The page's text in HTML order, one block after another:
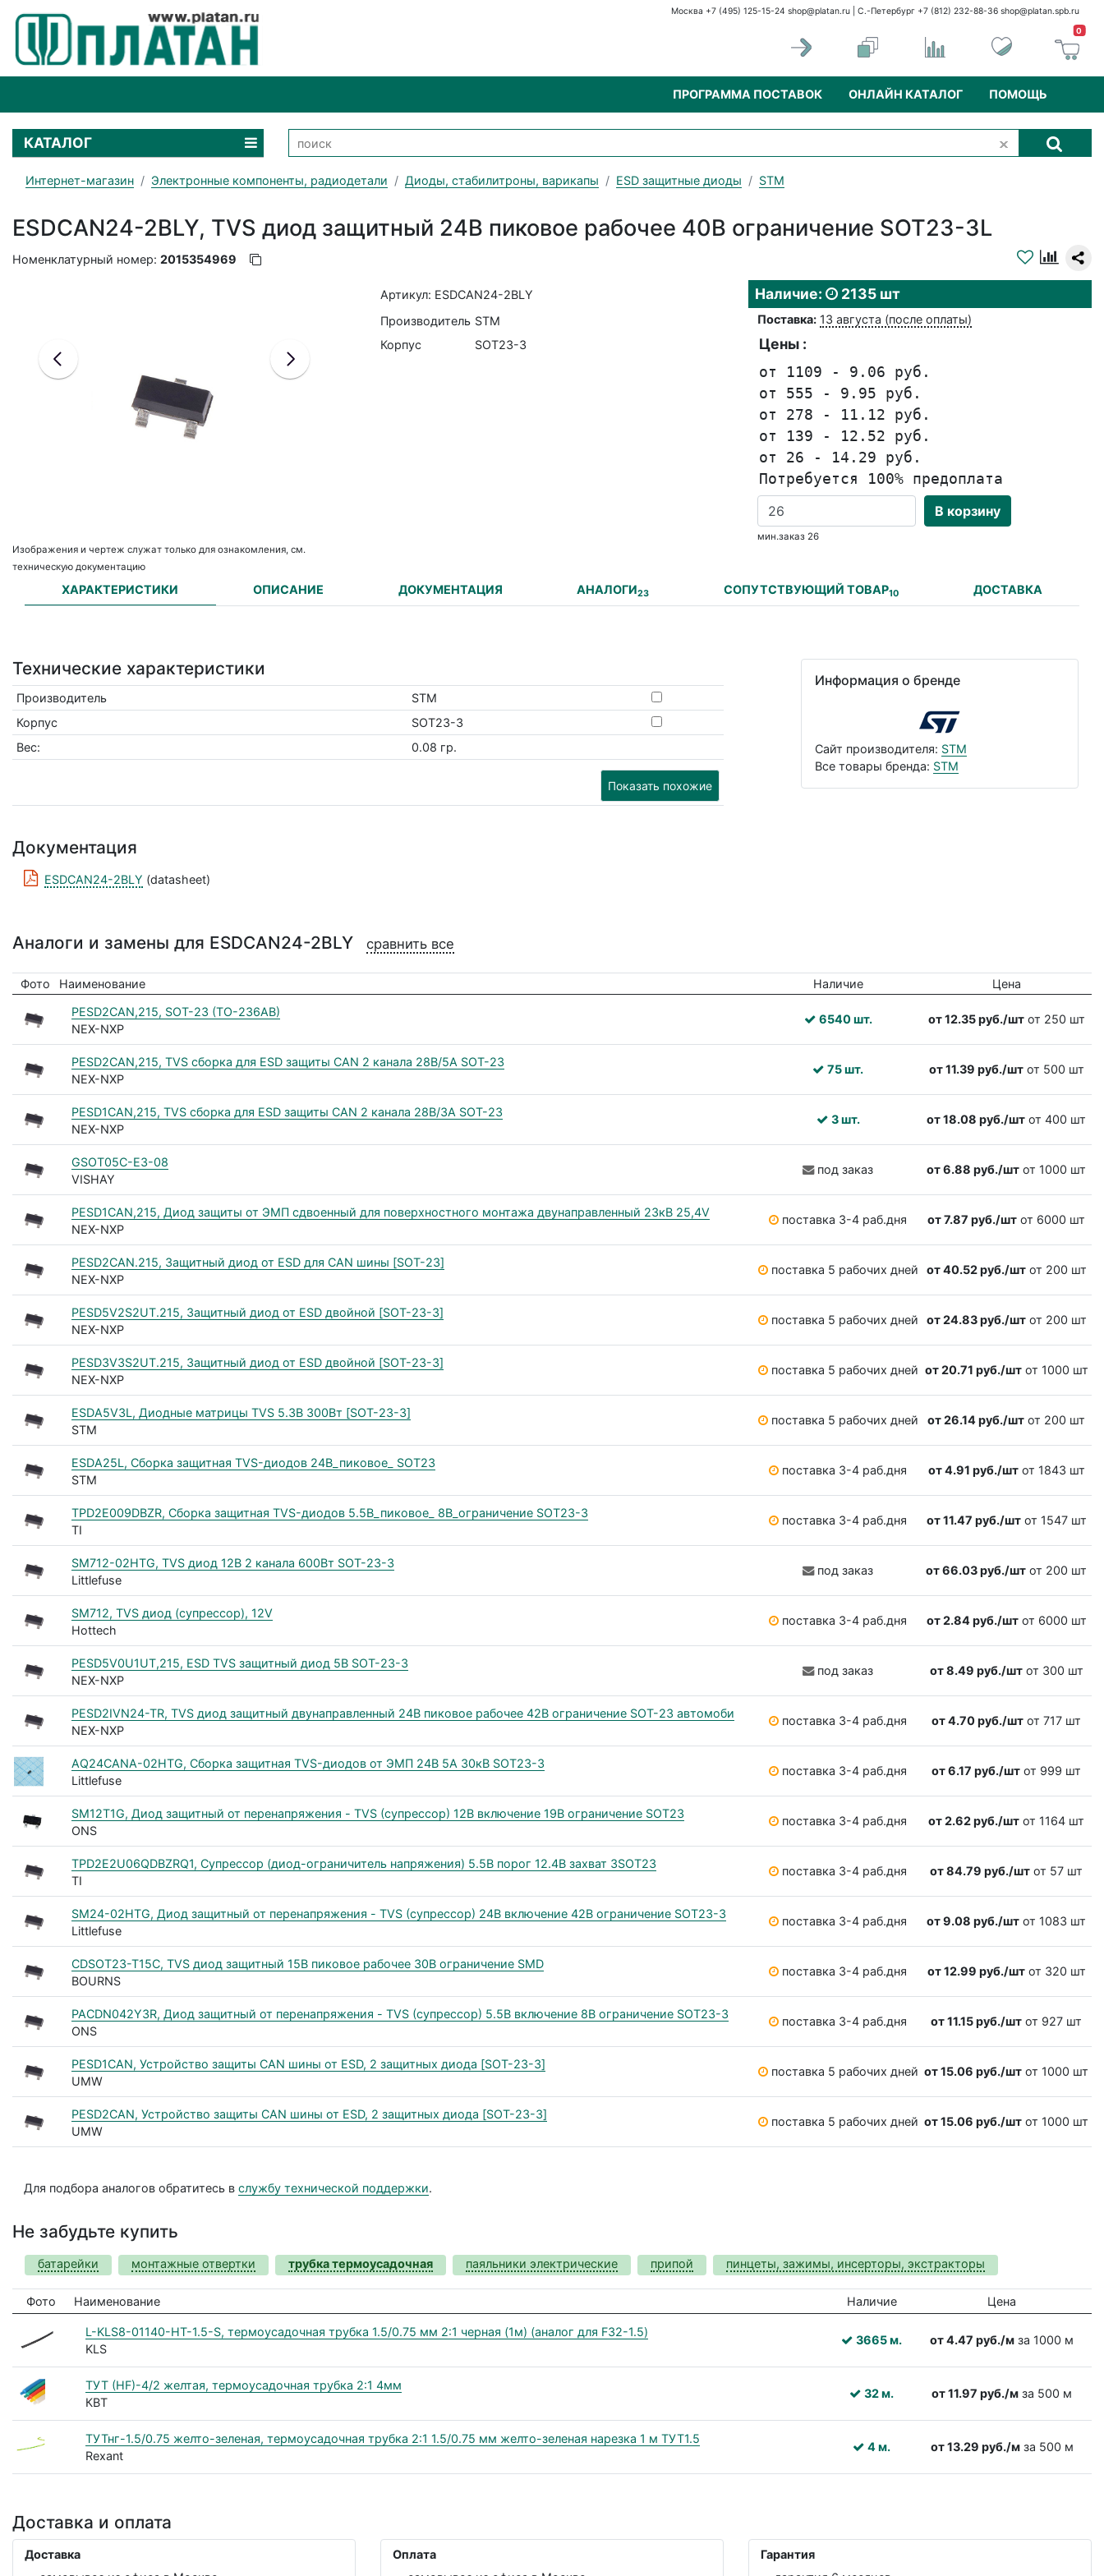
Москва +7 (495) 125-15-24 shop@platan.ru | С.-Петербург +7 (812) 232-88-36 shop@platan.spb.ru
0
ПРОГРАММА ПОСТАВОК ОНЛАЙН КАТАЛОГ ПОМОЩЬ
КАТАЛОГ
Интернет-магазин Электронные компоненты, радиодетали Диоды, стабилитроны, варикапы ESD защитные диоды STM
ESDCAN24-2BLY, TVS диод защитный 24В пиковое рабочее 40В ограничение SOT23-3L
Номенклатурный номер: 2015354969
Изображения и чертеж служат только для ознакомления, см.
техническую документацию
Артикул: ESDCAN24-2BLY
Производитель STM
Корпус
SOT23-3
Наличие: 2135 шт
Поставка: 13 августа (после оплаты)
Цены :
от 1109 - 9.06 руб.
от 555 - 9.95 руб.
от 278 - 11.12 руб.
от 139 - 12.52 руб.
от 26 - 14.29 руб.
Потребуется 100% предоплата
В корзину
мин.заказ 26
ХАРАКТЕРИСТИКИ ОПИСАНИЕ ДОКУМЕНТАЦИЯ АНАЛОГИ23 СОПУТСТВУЮЩИЙ ТОВАР10 ДОСТАВКА
Технические характеристики
Производитель
STM
Корпус
SOT23-3
Вес:
0.08 гр.
Показать похожие
Информация о бренде
Сайт производителя: STM
Все товары бренда: STM
Документация
ESDCAN24-2BLY (datasheet)
Аналоги и замены для ESDCAN24-2BLY сравнить все
Фото Наименование Наличие
Цена
PESD2CAN,215, SOT-23 (TO-236AB)
NEX-NXP
6540 шт. от 12.35 руб./штот 250 шт
PESD2CAN,215, TVS сборка для ESD защиты CAN 2 канала 28В/5А SOT-23
NEX-NXP
75 шт. от 11.39 руб./штот 500 шт
PESD1CAN,215, TVS сборка для ESD защиты CAN 2 канала 28В/3А SOT-23
NEX-NXP
3 шт. от 18.08 руб./шт от 400 шт
GSOT05C-E3-08
VISHAY
под заказ от 6.88 руб./шт от 1000 шт
PESD1CAN,215, Диод защиты от ЭМП сдвоенный для поверхностного монтажа двунаправленный 23кВ 25,4V
NEX-NXP
поставка 3-4 раб.дня от 7.87 руб./шт от 6000 шт
PESD2CAN.215, Защитный диод от ESD для CAN шины [SOT-23]
NEX-NXP
поставка 5 рабочих дней от 40.52 руб./штот 200 шт
PESD5V2S2UT.215, Защитный диод от ESD двойной [SOT-23-3]
NEX-NXP
поставка 5 рабочих дней от 24.83 руб./штот 200 шт
PESD3V3S2UT.215, Защитный диод от ESD двойной [SOT-23-3]
NEX-NXP
поставка 5 рабочих дней от 20.71 руб./штот 1000 шт
ESDA5V3L, Диодные матрицы TVS 5.3В 300Вт [SOT-23-3]
STM
поставка 5 рабочих дней от 26.14 руб./шт от 200 шт
ESDA25L, Сборка защитная TVS-диодов 24В_пиковое_ SOT23
STM
поставка 3-4 раб.дня от 4.91 руб./штот 1843 шт
TPD2E009DBZR, Сборка защитная TVS-диодов 5.5В_пиковое_ 8В_ограничение SOT23-3
TI
поставка 3-4 раб.дня от 11.47 руб./штот 1547 шт
SM712-02HTG, TVS диод 12В 2 канала 600Вт SOT-23-3
Littlefuse
под заказ от 66.03 руб./шт от 200 шт
SM712, TVS диод (супрессор), 12V
Hottech
поставка 3-4 раб.дня от 2.84 руб./штот 6000 шт
PESD5V0U1UT,215, ESD TVS защитный диод 5В SOT-23-3
NEX-NXP
под заказ от 8.49 руб./штот 300 шт
PESD2IVN24-TR, TVS диод защитный двунаправленный 24В пиковое рабочее 42В ограничение SOT-23 автомоби
NEX-NXP
поставка 3-4 раб.дня от 4.70 руб./шт от 717 шт
AQ24CANA-02HTG, Сборка защитная TVS-диодов от ЭМП 24В 5А 30кВ SOT23-3
Littlefuse
поставка 3-4 раб.дня от 6.17 руб./шт от 999 шт
SM12T1G, Диод защитный от перенапряжения - TVS (супрессор) 12В включение 19В ограничение SOT23
ONS
поставка 3-4 раб.дня от 2.62 руб./шт от 1164 шт
TPD2E2U06QDBZRQ1, Супрессор (диод-ограничитель напряжения) 5.5В порог 12.4В захват 3SOT23
TI
поставка 3-4 раб.дня от 84.79 руб./шт от 57 шт
SM24-02HTG, Диод защитный от перенапряжения - TVS (супрессор) 24В включение 42В ограничение SOT23-3
Littlefuse
поставка 3-4 раб.дня от 9.08 руб./шт от 1083 шт
CDSOT23-T15C, TVS диод защитный 15В пиковое рабочее 30В ограничение SMD
BOURNS
поставка 3-4 раб.дня от 12.99 руб./штот 320 шт
PACDN042Y3R, Диод защитный от перенапряжения - TVS (супрессор) 5.5В включение 8В ограничение SOT23-3
ONS
поставка 3-4 раб.дня от 11.15 руб./шт от 927 шт
PESD1CAN, Устройство защиты CAN шины от ESD, 2 защитных диода [SOT-23-3]
UMW
поставка 5 рабочих дней от 15.06 руб./шт от 1000 шт
PESD2CAN, Устройство защиты CAN шины от ESD, 2 защитных диода [SOT-23-3]
UMW
поставка 5 рабочих дней от 15.06 руб./шт от 1000 шт
Для подбора аналогов обратитесь вслужбу технической поддержки.
Не забудьте купить
батарейки монтажные отвертки трубка термоусадочная паяльники электрические припой пинцеты, зажимы, инсерторы, экстракторы
Фото Наименование Наличие Цена
L-KLS8-01140-HT-1.5-S, термоусадочная трубка 1.5/0.75 мм 2:1 черная (1м) (аналог для F32-1.5)
KLS
3665 м. от 4.47 руб./м за 1000 м
ТУТ (HF)-4/2 желтая, термоусадочная трубка 2:1 4мм
КВТ
32 м. от 11.97 руб./м за 500 м
ТУТнг-1.5/0.75 желто-зеленая, термоусадочная трубка 2:1 1.5/0.75 мм желто-зеленая нарезка 1 м ТУТ1.5
Rexant
4 м. от 13.29 руб./мза 500 м
Доставка и оплата
Доставка
Оплата
Гарантия